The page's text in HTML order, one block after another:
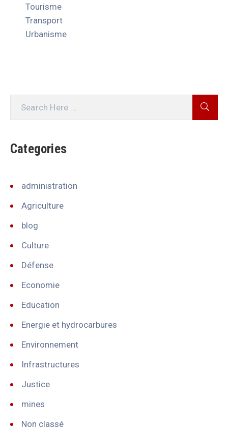
Tourisme
Transport
Urbanisme
Categories
administration
Agriculture
blog
Culture
Défense
Economie
Education
Energie et hydrocarbures
Environnement
Infrastructures
Justice
mines
Non classé